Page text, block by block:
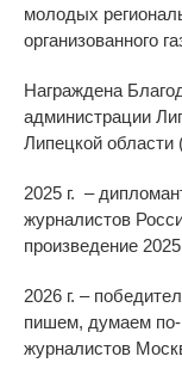
молодых
организованного
Награждена
администрации
Липецкой области
2025 г. –
журналистов
произведение
2026 г. –
пишем, думаем
журналистов